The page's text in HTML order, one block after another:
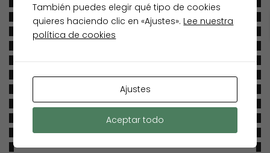
Mailchimp –
Menu
También puedes elegir qué tipo de cookies
quieres haciendo clic en «Ajustes». Lee nuestra
política de cookies
Ajustes
Aceptar todo